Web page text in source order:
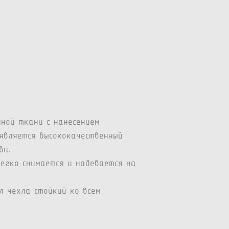
ткани с нанесением
высококачественный
снимается и надевается на
чехла стойкий ко всем